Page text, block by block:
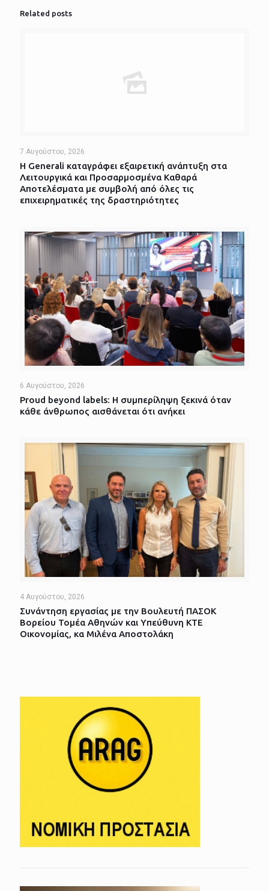
Related posts
7 Αυγούστου, 2026
Η Generali καταγράφει εξαιρετική ανάπτυξη στα
Λειτουργικά και Προσαρμοσμένα Καθαρά
Αποτελέσματα με συμβολή από όλες τις
επιχειρηματικές της δραστηριότητες
6 Αυγούστου, 2026
Proud beyond labels: Η συμπερίληψη ξεκινά όταν
κάθε άνθρωπος αισθάνεται ότι ανήκει
4 Αυγούστου, 2026
Συνάντηση εργασίας με την Βουλευτή ΠΑΣΟΚ
Βορείου Τομέα Αθηνών και Υπεύθυνη ΚΤΕ
Οικονομίας, κα Μιλένα Αποστολάκη